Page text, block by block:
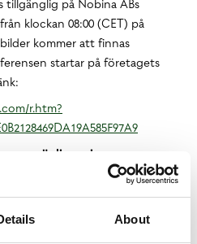
About
tillgänglig på Nobina ABs
från klockan 08:00 (CET) på
kommer att finnas
startar på företagets
r.htm?
vänligen ring:
7162 0077
0507